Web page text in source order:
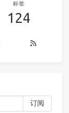
标签
124